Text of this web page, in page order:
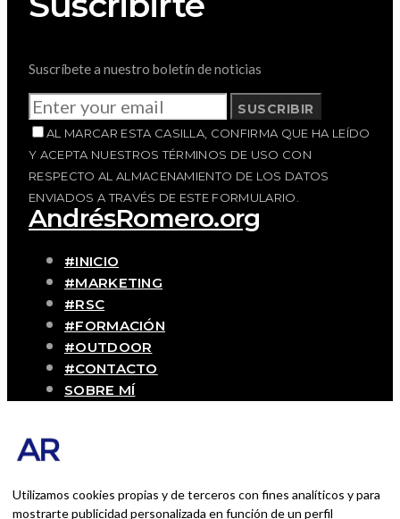
Suscríbete a nuestro boletín de noticias
SUSCRIBIR
AL MARCAR ESTA CASILLA, CONFIRMA QUE HA LEÍDO
Y ACEPTA NUESTROS TÉRMINOS DE USO CON
RESPECTO AL ALMACENAMIENTO DE LOS DATOS
ENVIADOS A TRAVÉS DE ESTE FORMULARIO.
AndrésRomero.org
#INICIO
#MARKETING
#RSC
#FORMACIÓN
#OUTDOOR
#CONTACTO
SOBRE MÍ
Romero. Experiencias personales y
con lo que hace cada día
Utilizamos cookies propias y de terceros con fines analíticos y para
mostrarte publicidad personalizada en función de un perfil